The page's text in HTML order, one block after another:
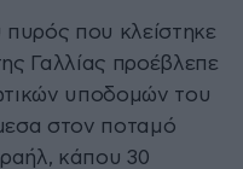
που κλείστηκε
Γαλλίας προέβλεπε
υποδομών του
στον ποταμό
κάπου 30